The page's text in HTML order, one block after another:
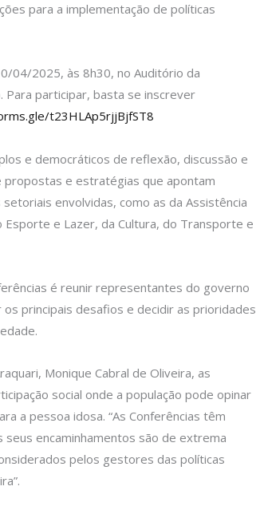
para a implementação de políticas
04/2025, às 8h30, no Auditório da
Para participar, basta se inscrever
t23HLAp5rjjBjfST8
e democráticos de reflexão, discussão e
propostas e estratégias que apontam
envolvidas, como as da Assistência
Esporte e Lazer, da Cultura, do Transporte e
é reunir representantes do governo
principais desafios e decidir as prioridades
Monique Cabral de Oliveira, as
social onde a população pode opinar
a pessoa idosa. “As Conferências têm
encaminhamentos são de extrema
pelos gestores das políticas